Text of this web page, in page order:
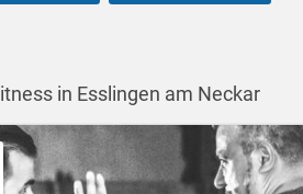
in Esslingen am Neckar